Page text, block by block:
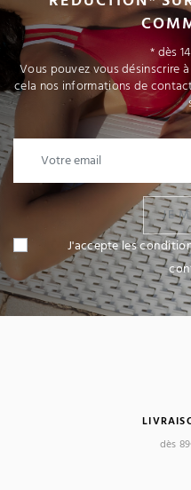
* dès
Vous pouvez vous désinscrire
cela nos informations de
JE
J'accepte les
dès